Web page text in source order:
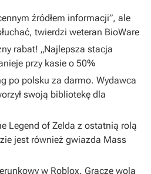
źródłem informacji”, ale
twierdzi weteran BioWare
rabat! „Najlepsza stacja
przy kasie o 50%
po polsku za darmo. Wydawca
swoją bibliotekę dla
Legend of Zelda z ostatnią rolą
jest również gwiazda Mass
w Roblox. Gracze wolą